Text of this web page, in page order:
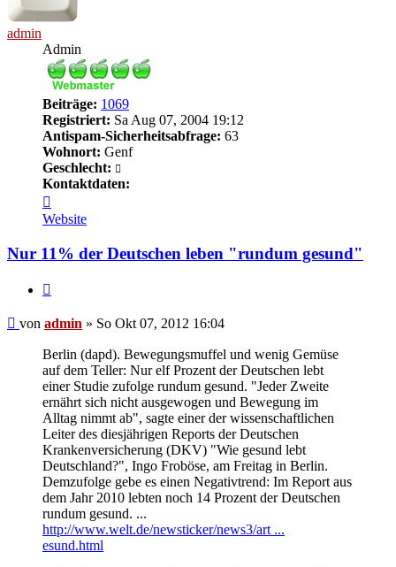
admin
Admin
Beiträge: 1069
Registriert: Sa Aug 07, 2004 19:12
Antispam-Sicherheitsabfrage: 63
Wohnort: Genf
Geschlecht:
Kontaktdaten:
von
admin
Website
Nur 11% der Deutschen leben "rundum gesund"
Beitrag
von admin » So Okt 07, 2012 16:04
Berlin (dapd). Bewegungsmuffel und wenig Gemüse
auf dem Teller: Nur elf Prozent der Deutschen lebt
einer Studie zufolge rundum gesund. "Jeder Zweite
ernährt sich nicht ausgewogen und Bewegung im
Alltag nimmt ab", sagte einer der wissenschaftlichen
Leiter des diesjährigen Reports der Deutschen
Krankenversicherung (DKV) "Wie gesund lebt
Deutschland?", Ingo Froböse, am Freitag in Berlin.
Demzufolge gebe es einen Negativtrend: Im Report aus
dem Jahr 2010 lebten noch 14 Prozent der Deutschen
rundum gesund. ...
http://www.welt.de/newsticker/news3/art ...
esund.html